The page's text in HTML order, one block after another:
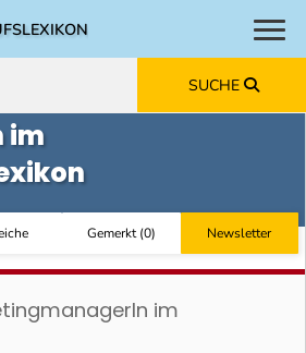
SUCHE
im
Gemerkt(0) Newsletter
im